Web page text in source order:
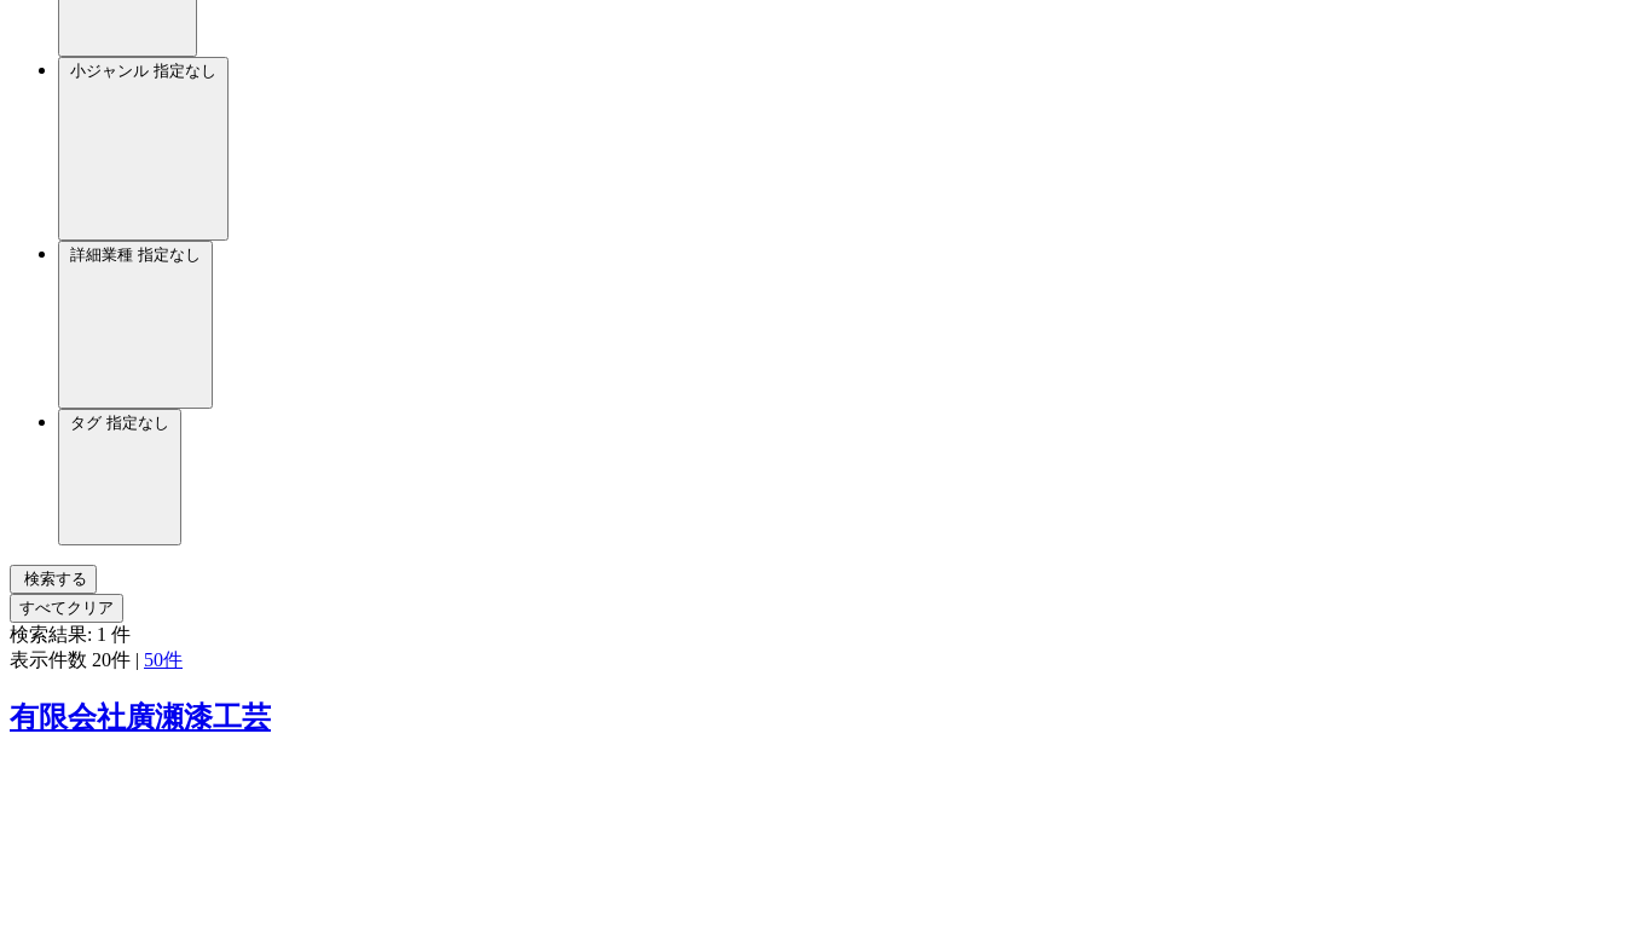
小ジャンル 指定なし
詳細業種 指定なし
タグ 指定なし
検索する
すべてクリア
検索結果: 1 件
表示件数 20件 | 50件
有限会社廣瀬漆工芸